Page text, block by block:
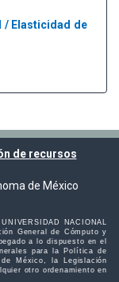
/ Elasticidad de
de recursos
de México
NACIONAL
General de Cómputo y
a lo dispuesto en el
para la Política de
México, la Legislación
otro ordenamiento en